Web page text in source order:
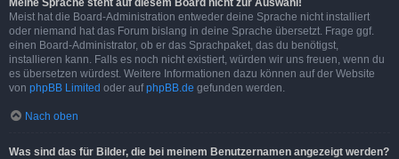
Meine Sprache steht auf diesem Board nicht zur Auswahl!
Meist hat die Board-Administration entweder deine Sprache nicht installiert
oder niemand hat das Forum bislang in deine Sprache übersetzt. Frage ggf.
einen Board-Administrator, ob er das Sprachpaket, das du benötigst,
installieren kann. Falls es noch nicht existiert, würden wir uns freuen, wenn du
es übersetzen würdest. Weitere Informationen dazu können auf der Website
von phpBB Limited oder aufphpBB.de gefunden werden.
Nach oben
Was sind das für Bilder, die bei meinem Benutzernamen angezeigt werden?